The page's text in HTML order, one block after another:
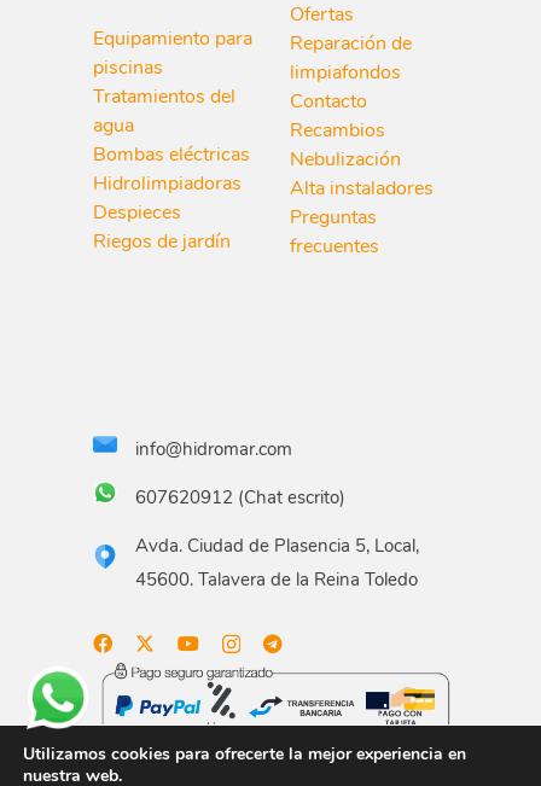
Equipamiento para
piscinas
Tratamientos del
agua
Bombas eléctricas
Hidrolimpiadoras
Despieces
Riegos de jardín
Ofertas
Reparación de
limpiafondos
Contacto
Recambios
Nebulización
Alta instaladores
Preguntas
frecuentes
info@hidromar.com
607620912 (Chat escrito)
Avda. Ciudad de Plasencia 5, Local,
45600. Talavera de la Reina Toledo
Utilizamos cookies para ofrecerte la mejor experiencia en
nuestra web.